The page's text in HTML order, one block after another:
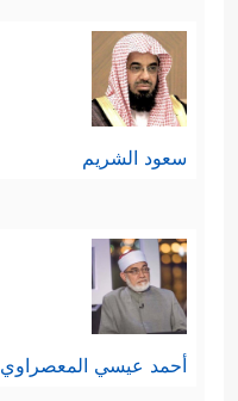
سعود الشريم
أحمد عيسي المعصراوي